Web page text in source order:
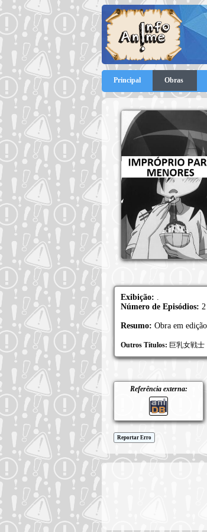
Principal Obras
Exibição: .
Número de Episódios: 2
Resumo: Obra em
Outros Títulos: 巨乳女戦
Referência externa:
Reportar Erro